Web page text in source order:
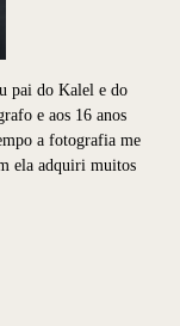
pai do Kalel e do
e aos 16 anos
a fotografia me
ela adquiri muitos